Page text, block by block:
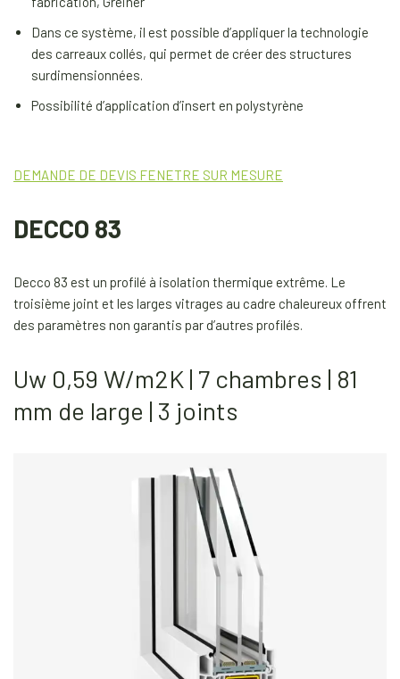
Dans ce système, il est possible d’appliquer la technologie
des carreaux collés, qui permet de créer des structures
surdimensionnées.
Possibilité d’application d’insert en polystyrène
DEMANDE DE DEVIS FENETRE SUR MESURE
DECCO 83
Decco 83 est un profilé à isolation thermique extrême. Le
troisième joint et les larges vitrages au cadre chaleureux offrent
des paramètres non garantis par d’autres profilés.
Uw 0,59 W/m2K | 7 chambres | 81
mm de large | 3 joints